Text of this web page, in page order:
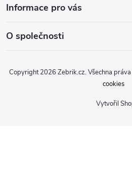
Informace pro vás
O společnosti
Vytvořil
Copyright 2026 Zebrik.cz. Všechna
cookies